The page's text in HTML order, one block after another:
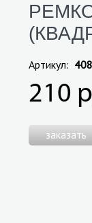
Артикул:
210
заказать